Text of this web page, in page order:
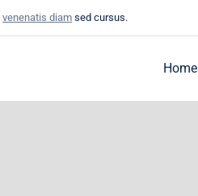
venenatis diam sed cursus.
Home